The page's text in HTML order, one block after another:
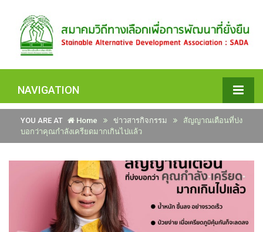
NAVIGATION
YOU ARE AT Home ข่าวสารกิจกรรม
สัญญาณเตือนที่บ่ง
บอกว่าคุณกำลังเครียดมากเกินไปแล้ว